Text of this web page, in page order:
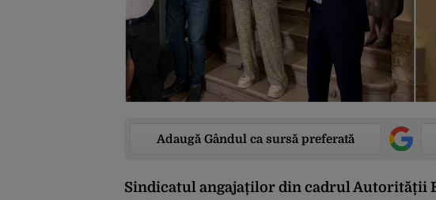
Adaugă Gândul ca sursă preferată
Sindicatul angajaților din cadrul Autorității